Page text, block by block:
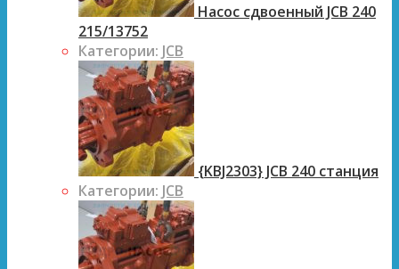
Насос сдвоенный JCB 240
215/13752
Категории: JCB
{KBJ2303} JCB 240 станция
Категории: JCB